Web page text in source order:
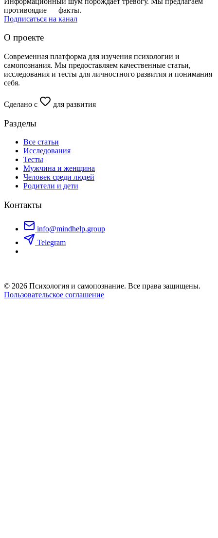
противоядие — факты.
Подписаться на канал
О проекте
Современная платформа для изучения психологии и
самопознания. Мы предоставляем качественные статьи,
исследования и тесты для личностного развития и понимания
себя.
Сделано с для развития
Разделы
Все статьи
Исследования
Тесты
Мужчина и женщина
Человек среди людей
Родители и дети
Контакты
info@mindhelp.group
Telegram
© 2026 Психология и самопознание. Все права защищены.
Пользовательское соглашение